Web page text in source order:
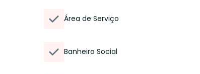
Área de Serviço
Banheiro Social